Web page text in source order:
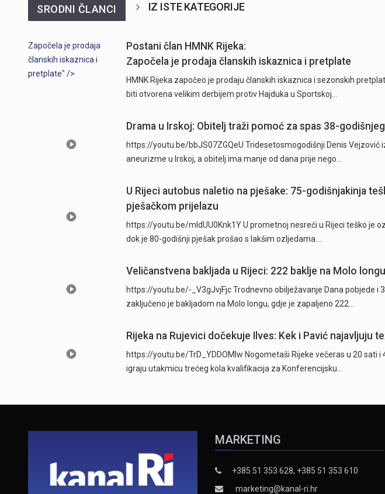
SRODNI ČLANCI IZ ISTE KATEGORIJE
Započela je prodaja
članskih iskaznica i
pretplate" />
Postani član HMNK Rijeka:
Započela je prodaja članskih iskaznica i pretplate
HMNK Rijeka započeo je prodaju članskih iskaznica i sezonskih
biti otvorena velikim derbijem protiv Hajduka u Sportskoj…
Drama u Irskoj: Obitelj traži pomoć za spas 38-
https://youtu.be/bbJS07ZGQeU Tridesetosmogodišnji Denis Vejzović
aneurizme u Irskoj, a obitelj ima manje od dana prije nego…
U Rijeci autobus naletio na pješake: 75-godišnjakinja
pješačkom prijelazu
https://youtu.be/mldUU0Knk1Y U prometnoj nesreći u Rijeci teško je
dok je 80-godišnji pješak prošao s lakšim ozljedama.…
Veličanstvena bakljada u Rijeci: 222 baklje na Molo
https://youtu.be/-_V3gJvjFjc Trodnevno obilježavanje Dana pobjede i
zaključeno je bakljadom na Molo longu, gdje je zapaljeno 222…
Rijeka na Rujevici dočekuje Ilves: Kek i Pavić najavljuju
https://youtu.be/TrD_YDDOMIw Nogometaši Rijeke večeras u 20 sati
igraju utakmicu trećeg kola kvalifikacija za Konferencijsku…
MARKETING
+385 51 353 628, +385 51 353 610
marketing@kanal-ri.hr